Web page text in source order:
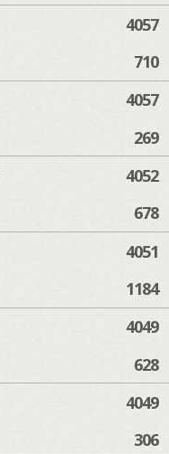
4057
710
4057
269
4052
678
4051
1184
4049
628
4049
306